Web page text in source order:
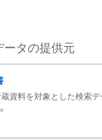
ータの提供元
資料を対象とした検索